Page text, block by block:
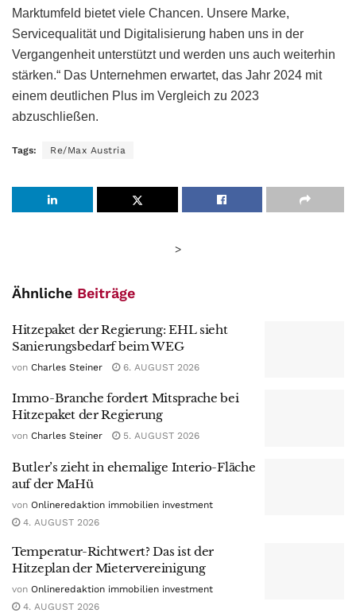
Marktumfeld bietet viele Chancen. Unsere Marke,
Servicequalität und Digitalisierung haben uns in der
Vergangenheit unterstützt und werden uns auch weiterhin
stärken.“ Das Unternehmen erwartet, das Jahr 2024 mit
einem deutlichen Plus im Vergleich zu 2023
abzuschließen.
Tags: Re/Max Austria
>
Ähnliche Beiträge
Hitzepaket der Regierung: EHL sieht
Sanierungsbedarf beim WEG
von Charles Steiner 6. AUGUST 2026
Immo-Branche fordert Mitsprache bei
Hitzepaket der Regierung
von Charles Steiner 5. AUGUST 2026
Butler’s zieht in ehemalige Interio-Fläche
auf der MaHü
von Onlineredaktion immobilien investment
4. AUGUST 2026
Temperatur-Richtwert? Das ist der
Hitzeplan der Mietervereinigung
von Onlineredaktion immobilien investment
4. AUGUST 2026